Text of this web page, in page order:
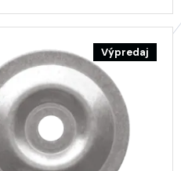
Výpredaj